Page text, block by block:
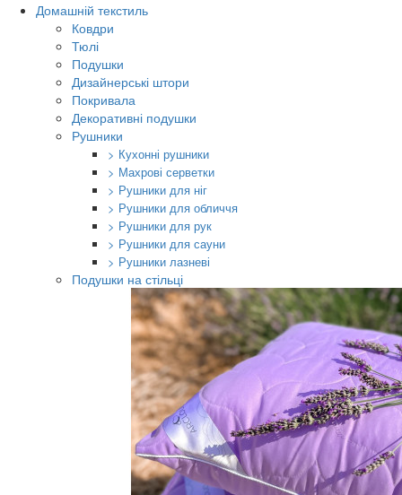
Домашній текстиль
Ковдри
Тюлі
Подушки
Дизайнерські штори
Покривала
Декоративні подушки
Рушники
> Кухонні рушники
> Махрові серветки
> Рушники для ніг
> Рушники для обличчя
> Рушники для рук
> Рушники для сауни
> Рушники лазневі
Подушки на стільці